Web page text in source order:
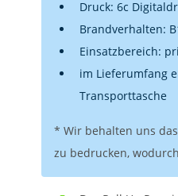
Druck: 6c
Brandverhalten:
Einsatzbereich:
im Lieferumfang
Transporttasche
* Wir behalten uns
zu bedrucken,